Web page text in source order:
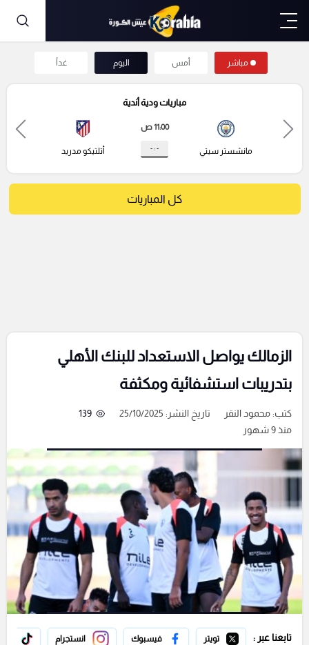
مباشر أمس اليوم غداً
مباريات ودية أندية
مانشستر سيتي
11:00 ص
- : - أتلتيكو مدريد
كل المباريات
الزمالك يواصل الاستعداد للبنك الأهلي
بتدريبات استشفائية ومكثفة
كتب:محمود النقر تاريخ النشر: 25/10/2025
139
منذ 9 شهور
تابعنا عبر : تويتر فيسبوك انستجرام